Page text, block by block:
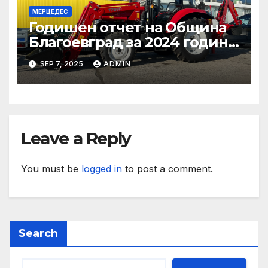
МЕРЦЕДЕС
Годишен отчет на Община
Благоевград за 2024 година:
Стабилно финансово
състояние, ръст на
приходите и напредък в
социални проекти
SEP 7, 2025 ADMIN
Leave a Reply
You must be logged in to post a comment.
Search